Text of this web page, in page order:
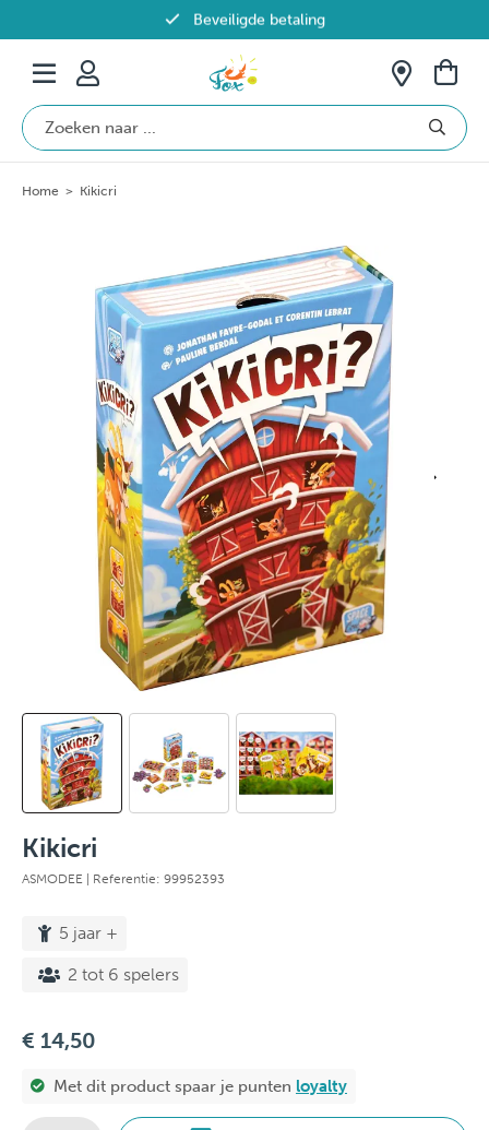
Beveiligde betaling
Gratis verzending vanaf €69 in België
Home > Kikicri
Kikicri
ASMODEE | Referentie: 99952393
5 jaar +
2 tot 6 spelers
€ 14,50
Met dit product spaar je punten loyalty